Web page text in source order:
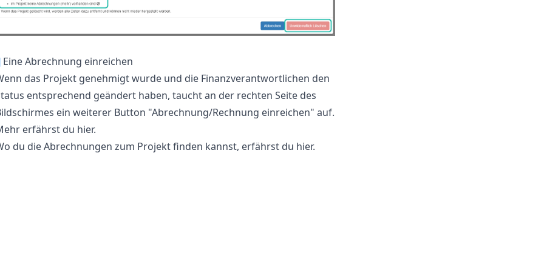
Eine Abrechnung einreichen
das Projekt genehmigt wurde und die Finanzverantwortlichen den
entsprechend geändert haben, taucht an der rechten Seite des
ein weiterer Button "Abrechnung/Rechnung einreichen" auf.
erfährst du hier.
du die Abrechnungen zum Projekt finden kannst, erfährst du hier.